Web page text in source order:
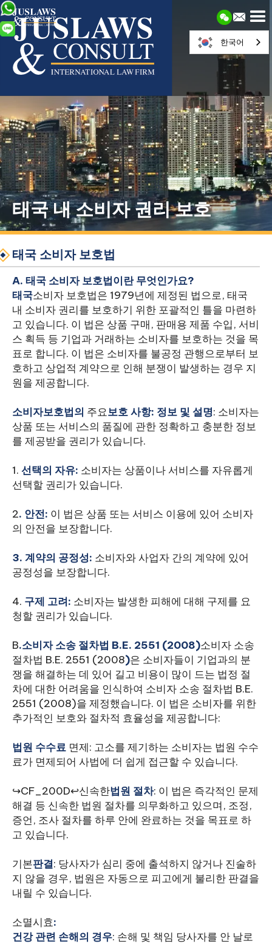
태국 내 소비자 권리 보호
태국 소비자 보호법
A. 태국 소비자 보호법이란 무엇인가요?
‍태국소비자 보호법은 1979년에 제정된 법으로, 태국
내 소비자 권리를 보호하기 위한 포괄적인 틀을 마련하
고 있습니다. 이 법은 상품 구매, 판매용 제품 수입, 서비
스 획득 등 기업과 거래하는 소비자를 보호하는 것을 목
표로 합니다. 이 법은 소비자를 불공정 관행으로부터 보
호하고 상업적 계약으로 인해 분쟁이 발생하는 경우 지
원을 제공합니다.
‍소비자보호법의 주요보호 사항: 정보 및 설명: 소비자는
상품 또는 서비스의 품질에 관한 정확하고 충분한 정보
를 제공받을 권리가 있습니다.
1. 선택의 자유: 소비자는 상품이나 서비스를 자유롭게
선택할 권리가 있습니다.
2. 안전: 이 법은 상품 또는 서비스 이용에 있어 소비자
의 안전을 보장합니다.
3. 계약의 공정성: 소비자와 사업자 간의 계약에 있어
공정성을 보장합니다.
4. 구제 고려: 소비자는 발생한 피해에 대해 구제를 요
청할 권리가 있습니다.
‍B.소비자 소송 절차법 B.E. 2551 (2008)소비자 소송
절차법 B.E. 2551 (2008)은 소비자들이 기업과의 분
쟁을 해결하는 데 있어 길고 비용이 많이 드는 법정 절
차에 대한 어려움을 인식하여 소비자 소송 절차법 B.E.
2551 (2008)을 제정했습니다. 이 법은 소비자를 위한
추가적인 보호와 절차적 효율성을 제공합니다:
‍법원 수수료 면제: 고소를 제기하는 소비자는 법원 수수
료가 면제되어 사법에 더 쉽게 접근할 수 있습니다.
↪CF_200D↩신속한법원 절차: 이 법은 즉각적인 문제
해결 등 신속한 법원 절차를 의무화하고 있으며, 조정,
증언, 조사 절차를 하루 안에 완료하는 것을 목표로 하
고 있습니다.
‍기본판결: 당사자가 심리 중에 출석하지 않거나 진술하
지 않을 경우, 법원은 자동으로 피고에게 불리한 판결을
내릴 수 있습니다.
‍소멸시효:
건강 관련 손해의 경우: 손해 및 책임 당사자를 안 날로
한국어